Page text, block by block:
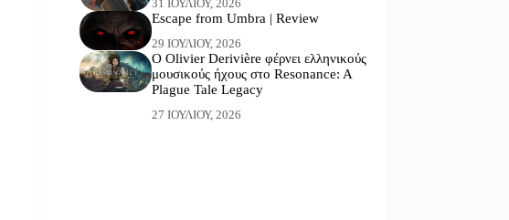
31 ΙΟΥΛΊΟΥ, 2026
Escape from Umbra | Review
29 ΙΟΥΛΊΟΥ, 2026
Ο Olivier Derivière φέρνει ελληνικούς
μουσικούς ήχους στο Resonance: A
Plague Tale Legacy
27 ΙΟΥΛΊΟΥ, 2026